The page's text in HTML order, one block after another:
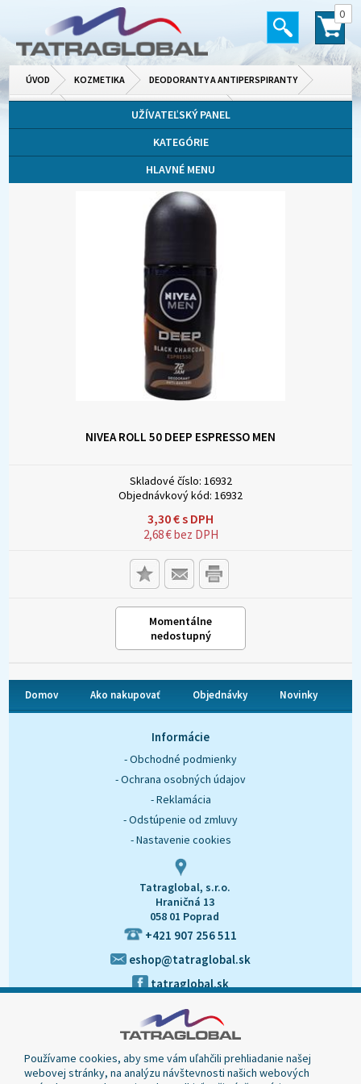
0
ÚVOD KOZMETIKA DEODORANTY A ANTIPERSPIRANTY
TUHÝ A GUĽÔČKOVÝ DEODORANT
UŽÍVATEĽSKÝ PANEL
KATEGÓRIE
HLAVNÉ MENU
NIVEA ROLL 50 DEEP ESPRESSO MEN
Skladové číslo: 16932
Objednávkový kód: 16932
3,30€s DPH
2,68€bez DPH
Momentálne
nedostupný
Domov Ako nakupovať Objednávky Novinky
Informácie
- Obchodné podmienky
- Ochrana osobných údajov
- Reklamácia
- Odstúpenie od zmluvy
- Nastavenie cookies
Tatraglobal, s.r.o.
Hraničná 13
058 01 Poprad
+421 907 256 511
eshop@tatraglobal.sk
tatraglobal.sk
Používame cookies, aby sme vám uľahčili prehliadanie našej
webovej stránky, na analýzu návštevnosti našich webových